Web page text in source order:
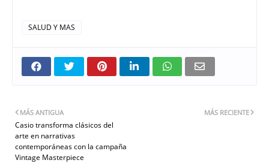
SALUD Y MAS
MÁS RECIENTE
MÁS ANTIGUA
Casio transforma clásicos del
arte en narrativas
contemporáneas con la campaña
Vintage Masterpiece